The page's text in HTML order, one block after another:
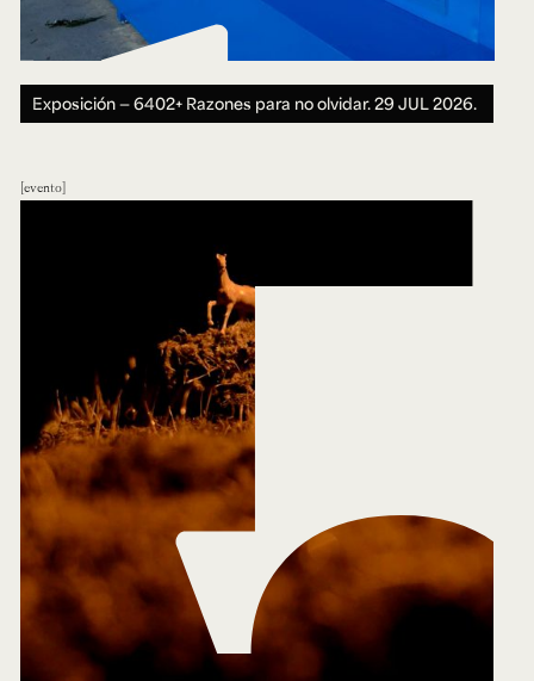
Exposición — 6402+ Razones para no olvidar.29 JUL 2026.
evento